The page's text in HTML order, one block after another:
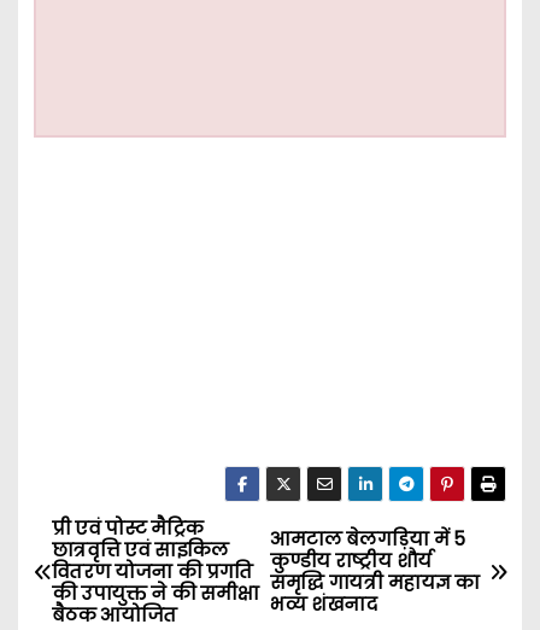
P
o
आमटाल बेलगड़िया में 5
कुण्डीय राष्ट्रीय शौर्य
समृद्धि गायत्री महायज्ञ का
भव्य शंखनाद
प्री एवं पोस्ट मैट्रिक
छात्रवृत्ति एवं साइकिल
वितरण योजना की प्रगति
की उपायुक्त ने की समीक्षा
बैठक आयोजित